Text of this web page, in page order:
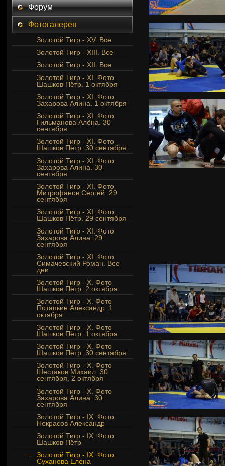
Форум
Фотогалерея
Золотой Тигр - XV. Все
Золотой Тигр - XIII. Все
Золотой Тигр - XII. Все
Золотой Тигр - XI. Фото
Шашков Пётр. 1 октября
Золотой Тигр - XI. Фото
Захарова Алина. 1 октября
Золотой Тигр - XI. Фото
Гильманова Алёна. 30
сентября
Золотой Тигр - XI. Фото
Шашков Пётр. 30 сентября
Золотой Тигр - XI. Фото
Захарова Алина. 30
сентября
Золотой Тигр - XI. Фото
Митрофанов Сергей. 29
сентября
Золотой Тигр - XI. Фото
Шашков Пётр. 29 сентября
Золотой Тигр - XI. Фото
Захарова Алина. 29
сентября
Золотой Тигр - XI. Фото
Симачевский Роман. Все
дни
Золотой Тигр - Х. Фото
Шашков Пётр. 2 октября
Золотой Тигр - Х. Фото
Потапкин Александр. 1
октября
Золотой Тигр - Х. Фото
Шашков Пётр. 1 октября
Золотой Тигр - Х. Фото
Шашков Пётр. 30 сентября
Золотой Тигр - Х. Фото
Шестаков Михаил. 30
сентября, 2 октября
Золотой Тигр - X. Фото
Захарова Алина. 30
сентября
Золотой Тигр - IX. Фото
Некрасов Александр
Золотой Тигр - IX. Фото
Шашков Пётр
Золотой Тигр - IX. Фото
Суханова Елена